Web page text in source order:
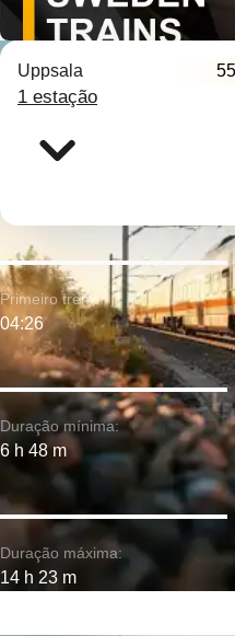
Uppsala
1 estação
Duração mínima:
6 h 48 m
Primeiro trem:
04:26
Duração máxima:
14 h 23 m